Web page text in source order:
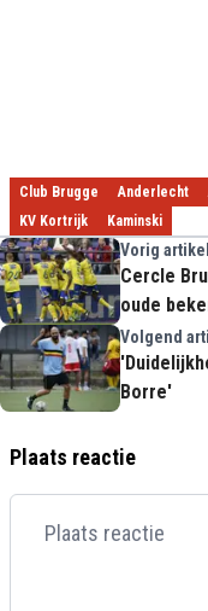
Club Brugge Anderlecht
KV Kortrijk
Kaminski
Vorig artikel
Cercle
oude
Volgend
Borre'
Plaats reactie